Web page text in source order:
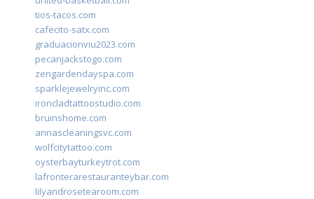
tios-tacos.com
cafecito-satx.com
graduacionviu2023.com
pecanjackstogo.com
zengardendayspa.com
sparklejewelryinc.com
ironcladtattoostudio.com
bruinshome.com
annascleaningsvc.com
wolfcitytattoo.com
oysterbayturkeytrot.com
lafronterarestauranteybar.com
lilyandrosetearoom.com